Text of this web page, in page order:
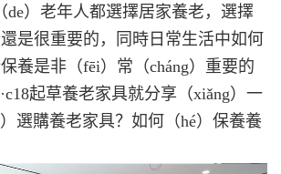
de）老年人都選擇居家養老，選擇
是很重要的，同時日常生活中如何
養是非（fēi）常（cháng）重要的
起草養老家具就分享（xiǎng）一
選購養老家具？如何（hé）保養養